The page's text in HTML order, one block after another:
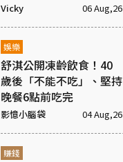
Vicky 06 Aug,26
娛樂
舒淇公開凍齡飲食！40
歲後「不能不吃」、堅持
晚餐6點前吃完
影憶小腦袋 04 Aug,26
賺錢